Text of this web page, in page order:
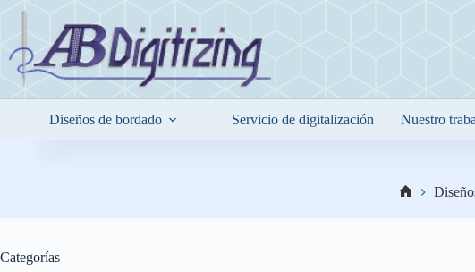
contenido
Diseños de bordado Servicio de digitalización Nuestro
Categorías